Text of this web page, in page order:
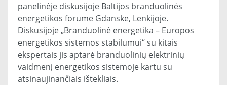
panelinėje diskusijoje Baltijos branduolinės
energetikos forume Gdanske, Lenkijoje.
Diskusijoje „Branduolinė energetika – Europos
energetikos sistemos stabilumui“ su kitais
ekspertais jis aptarė branduolinių elektrinių
vaidmenį energetikos sistemoje kartu su
atsinaujinančiais ištekliais.